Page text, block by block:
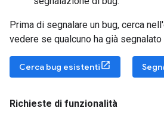
Prima di segnalare un bug, cerca
vedere se qualcuno ha già
Cerca bug esistenti
Richieste di funzionalità